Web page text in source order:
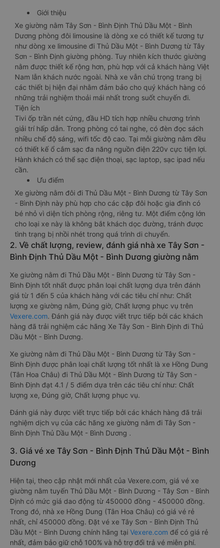
Giới thiệu
Xe giường nằm Tây Sơn - Bình Định Thủ Dầu Một - Bình
Dương phòng đôi limousine là dòng xe có thiết kế tương tự
như dòng xe limousine đi Thủ Dầu Một - Bình Dương từ Tây
Sơn - Bình Định giường phòng. Tuy nhiên kích thước giường
nằm được thiết kế rộng hơn, phù hợp với cả khách hàng Việt
Nam lẫn khách nước ngoài. Nhà xe vẫn chú trọng trang bị
các thiết bị hiện đại nhằm đảm bảo cho quý khách hàng có
những trải nghiệm thoải mái nhất trong suốt chuyến đi.
Tiện ích
Tivi ốp trần nét cứng, đầu HD tích hợp nhiều chương trình
giải trí hấp dẫn. Trong phòng có tai nghe, có đèn đọc sách
nhiều chế độ sáng, wifi tốc độ cao. Tại mỗi giường nằm đều
có thiết kế ổ cắm sạc đa năng nguồn điện 220v cực tiện lợi.
Hành khách có thể sạc điện thoại, sạc laptop, sạc ipad nếu
cần.
Ưu điểm
Xe giường nằm đôi đi Thủ Dầu Một - Bình Dương từ Tây Sơn
- Bình Định này phù hợp cho các cặp đôi hoặc gia đình có
bé nhỏ vì diện tích phòng rộng, riêng tư. Một điểm cộng lớn
cho loại xe này là không bắt khách dọc đường, tránh được
tình trạng bị nhồi nhét trong quá trình di chuyển.
2. Về chất lượng, review, đánh giá nhà xe Tây Sơn -
Bình Định Thủ Dầu Một - Bình Dương giường nằm
Xe giường nằm đi Thủ Dầu Một - Bình Dương từ Tây Sơn -
Bình Định tốt nhất được phân loại chất lượng dựa trên đánh
giá từ 1 đến 5 của khách hàng với các tiêu chí như: Chất
lượng xe giường nằm, Đúng giờ, Chất lượng phục vụ trên
Vexere.com. Đánh giá này được viết trực tiếp bởi các khách
hàng đã trải nghiệm các hãng Xe Tây Sơn - Bình Định đi Thủ
Dầu Một - Bình Dương.
Xe giường nằm đi Thủ Dầu Một - Bình Dương từ Tây Sơn -
Bình Định được phân loại chất lượng tốt nhất là xe Hồng Dung
(Tân Hoa Châu) đi Thủ Dầu Một - Bình Dương từ Tây Sơn -
Bình Định đạt 4.1 / 5 điểm dựa trên các tiêu chí như: Chất
lượng xe, Đúng giờ, Chất lượng phục vụ.
Đánh giá này được viết trực tiếp bởi các khách hàng đã trải
nghiệm dịch vụ của các hãng xe giường nằm đi Tây Sơn -
Bình Định Thủ Dầu Một - Bình Dương .
3. Giá vé xe Tây Sơn - Bình Định Thủ Dầu Một - Bình
Dương
Hiện tại, theo cập nhật mới nhất của Vexere.com, giá vé xe
giường nằm tuyến Thủ Dầu Một - Bình Dương - Tây Sơn - Bình
Định có mức giá dao động từ 450000 đồng - 450000 đồng.
Trong đó, nhà xe Hồng Dung (Tân Hoa Châu) có giá vé rẻ
nhất, chỉ 450000 đồng. Đặt vé xe Tây Sơn - Bình Định Thủ
Dầu Một - Bình Dương chính hãng tại Vexere.com để có giá rẻ
nhất, đảm bảo giữ chỗ 100% và hỗ trợ đổi trả vé miễn phí.